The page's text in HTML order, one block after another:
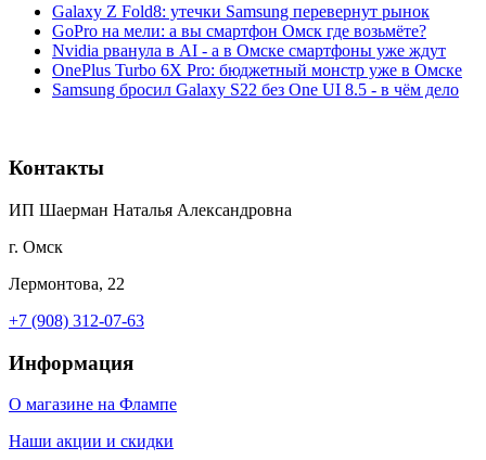
Galaxy Z Fold8: утечки Samsung перевернут рынок
GoPro на мели: а вы смартфон Омск где возьмёте?
Nvidia рванула в AI - а в Омске смартфоны уже ждут
OnePlus Turbo 6X Pro: бюджетный монстр уже в Омске
Samsung бросил Galaxy S22 без One UI 8.5 - в чём дело
Контакты
ИП Шаерман Наталья Александровна
г. Омск
Лермонтова, 22
+7 (908) 312-07-63
Информация
О магазине на Флампе
Наши акции и скидки